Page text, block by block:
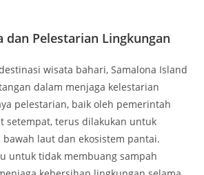
untuk tidak membuang sampah
kebersihan lingkungan selama
setempat juga melakukan
kembali terumbu karang yang rusak
atau faktor alam. Wisatawan juga
upaya pelestarian ini dengan
dan pedoman yang ada di pulau ini.